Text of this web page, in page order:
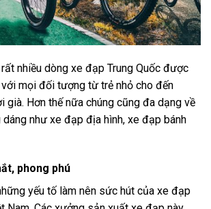
nhiều dòng xe đạp Trung Quốc được
mọi đối tượng từ trẻ nhỏ cho đến
già. Hơn thế nữa chúng cũng đa dạng về
như xe đạp địa hình, xe đạp bánh
phong phú
yếu tố làm nên sức hút của xe đạp